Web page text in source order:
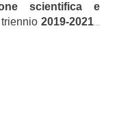
scientifica e
2019-2021